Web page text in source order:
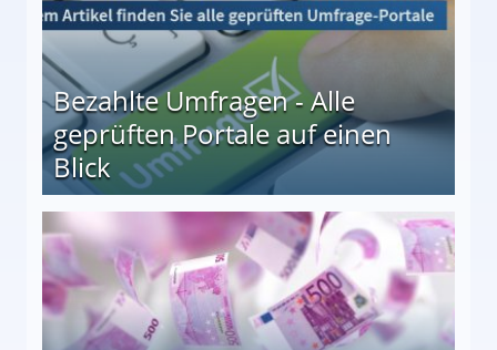
Bezahlte Umfragen - Alle
geprüften Portale auf einen
Blick
auf einen Blick